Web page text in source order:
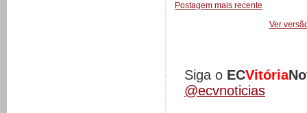
Postagem mais recente
Ver
Siga o ECVitória
@ecvnoticias